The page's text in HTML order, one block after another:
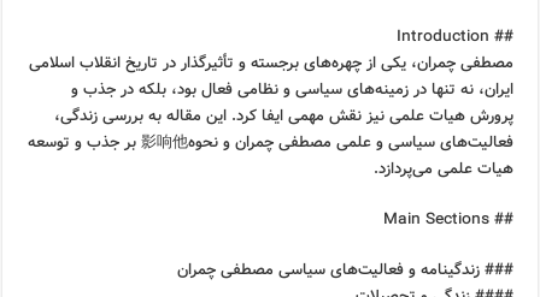
## Introduction
مصطفی چمران، یکی از چهره‌های برجسته و تأثیرگذار در تاریخ انقلاب اسلامی
ایران، نه تنها در زمینه‌های سیاسی و نظامی فعال بود، بلکه در جذب و
پرورش هیات علمی نیز نقش مهمی ایفا کرد. این مقاله به بررسی زندگی،
فعالیت‌های سیاسی و علمی مصطفی چمران و نحوه影响他 بر جذب و توسعه
هیات علمی می‌پردازد.
## Main Sections
### زندگینامه و فعالیت‌های سیاسی مصطفی چمران